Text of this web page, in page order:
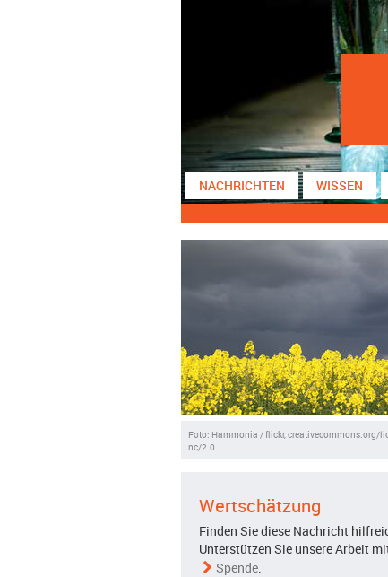
NACHRICHTEN WISSEN
Foto: Hammonia / flickr, creativecommons.org/
nc/2.0
Wertschätzung
Finden Sie diese Nachricht
Unterstützen Sie unsere Arbeit
Spende.